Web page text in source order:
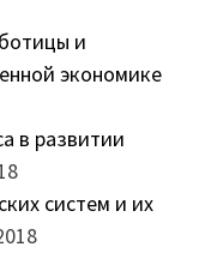
и
экономике
в развитии
систем и их